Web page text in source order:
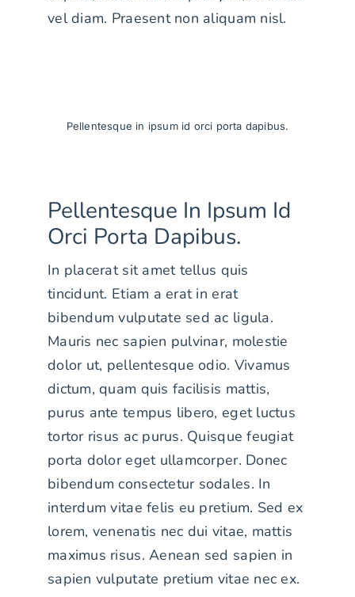
vel diam. Praesent non aliquam nisl.
Pellentesque in ipsum id orci porta dapibus.
Pellentesque In Ipsum Id
Orci Porta Dapibus.
In placerat sit amet tellus quis
tincidunt. Etiam a erat in erat
bibendum vulputate sed ac ligula.
Mauris nec sapien pulvinar, molestie
dolor ut, pellentesque odio. Vivamus
dictum, quam quis facilisis mattis,
purus ante tempus libero, eget luctus
tortor risus ac purus. Quisque feugiat
porta dolor eget ullamcorper. Donec
bibendum consectetur sodales. In
interdum vitae felis eu pretium. Sed ex
lorem, venenatis nec dui vitae, mattis
maximus risus. Aenean sed sapien in
sapien vulputate pretium vitae nec ex.